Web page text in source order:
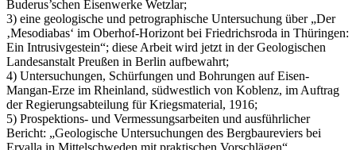
Buderus’schen Eisenwerke Wetzlar;
3) eine geologische und petrographische Untersuchung über „Der
‚Mesodiabas‘ im Oberhof-Horizont bei Friedrichsroda in Thüringen:
Ein Intrusivgestein“; diese Arbeit wird jetzt in der Geologischen
Landesanstalt Preußen in Berlin aufbewahrt;
4) Untersuchungen, Schürfungen und Bohrungen auf Eisen-
Mangan-Erze im Rheinland, südwestlich von Koblenz, im Auftrag
der Regierungsabteilung für Kriegsmaterial, 1916;
5) Prospektions- und Vermessungsarbeiten und ausführlicher
Bericht: „Geologische Untersuchungen des Bergbaureviers bei
Ervalla in Mittelschweden mit praktischen Vorschlägen“